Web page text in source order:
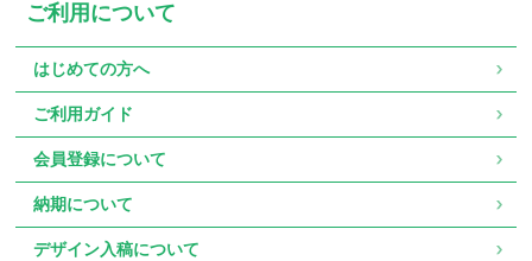
ご利用について
はじめての方へ
ご利用ガイド
会員登録について
納期について
デザイン入稿について